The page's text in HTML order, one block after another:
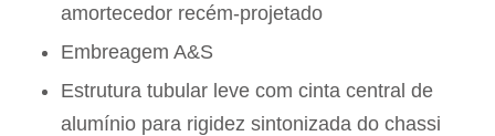
amortecedor recém-projetado
Embreagem A&S
Estrutura tubular leve com cinta central de
alumínio para rigidez sintonizada do chassi